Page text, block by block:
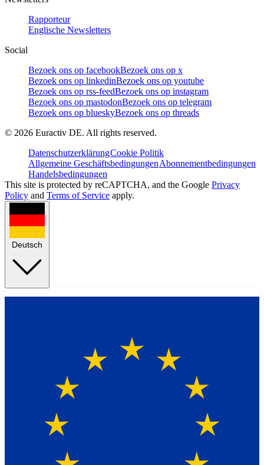
Rapporteur
Englische Newsletters
Social
Bezoek ons op facebookBezoek ons op x
Bezoek ons op linkedinBezoek ons op youtube
Bezoek ons op rss-feedBezoek ons op instagram
Bezoek ons op mastodonBezoek ons op telegram
Bezoek ons op blueskyBezoek ons op threads
© 2026 Euractiv DE. All rights reserved.
DatenschutzerklärungCookie Politik
Allgemeine GeschäftsbedingungenAbonnementbedingungen
Handelsbedingungen
This site is protected by reCAPTCHA, and the Google Privacy
Policy and Terms of Service apply.
Deutsch